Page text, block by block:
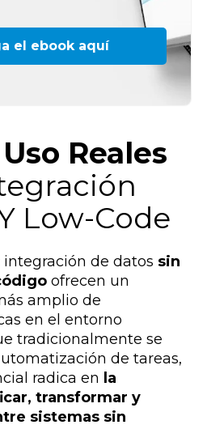
el ebook aquí
Reales
Low-Code
de datos sin
ofrecen un
amplio de
en el entorno
tradicionalmente se
de tareas,
radica en la
transformar y
sistemas sin